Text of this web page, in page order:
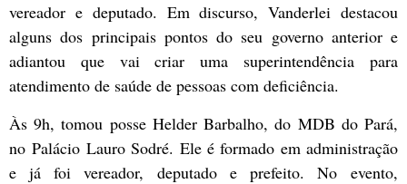
vereador e deputado. Em discurso, Vanderlei destacou
alguns dos principais pontos do seu governo anterior e
adiantou que vai criar uma superintendência para
atendimento de saúde de pessoas com deficiência.
Às 9h, tomou posse Helder Barbalho, do MDB do Pará,
no Palácio Lauro Sodré. Ele é formado em administração
e já foi vereador, deputado e prefeito. No evento,